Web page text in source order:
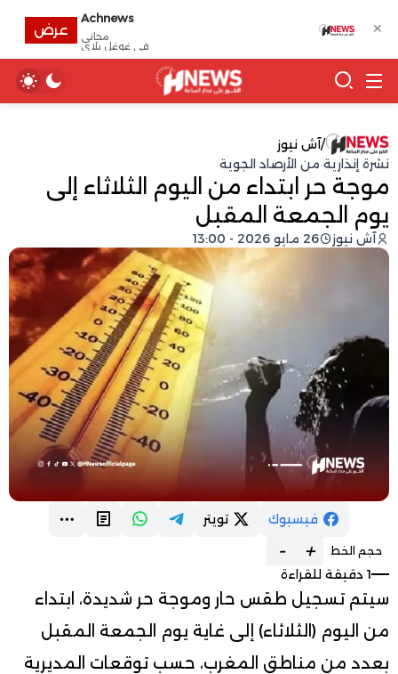
/آش نيوز
نشرة إنذارية من الأرصاد الجوية
موجة حر ابتداء من اليوم الثلاثاء إلى
يوم الجمعة المقبل
آش نيوز 26 مايو 2026 - 13:00
فيسبوك تويتر
حجم الخط +
-
1 دقيقة للقراءة
سيتم تسجيل طقس حار وموجة حر شديدة، ابتداء
من اليوم (الثلاثاء) إلى غاية يوم الجمعة المقبل
بعدد من مناطق المغرب، حسب توقعات المديرية
✕
Achnews
مجانى
في غوغل بلاي
عرض